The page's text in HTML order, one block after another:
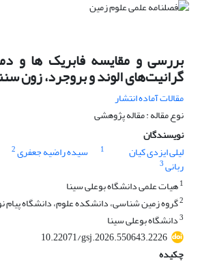
بررسی و مقایسه فابریک ها و
گرانیت‌های الوند و بروجرد، زون
مقالات آماده انتشار
نوع مقاله : مقاله پژوهشی
نویسندگان
لیلی ایزدی کیان
1 سیده راضیه جعفری2
ربانی3
1هیات علمی دانشگاه بوعلی سینا
2گروه زمین شناسی، دانشکده علوم، دانشگاه پیام
3دانشگاه بوعلی سینا
10.22071/gsj.2026.550643.2226
چکیده